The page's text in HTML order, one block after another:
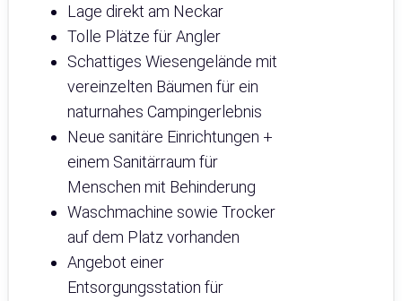
Lage direkt am Neckar
Tolle Plätze für Angler
Schattiges Wiesengelände mit
vereinzelten Bäumen für ein
naturnahes Campingerlebnis
Neue sanitäre Einrichtungen +
einem Sanitärraum für
Menschen mit Behinderung
Waschmachine sowie Trocker
auf dem Platz vorhanden
Angebot einer
Entsorgungsstation für